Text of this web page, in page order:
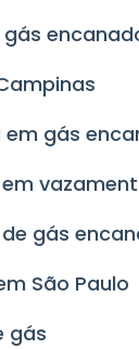
gás
em gás
em
de gás
São Paulo
gás